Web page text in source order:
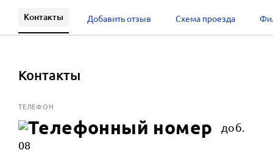
Контакты Добавить отзыв Схема проезда
Контакты
ТЕЛЕФОН
доб.
08